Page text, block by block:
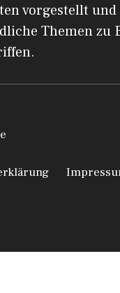
vorgestellt und
Themen zu